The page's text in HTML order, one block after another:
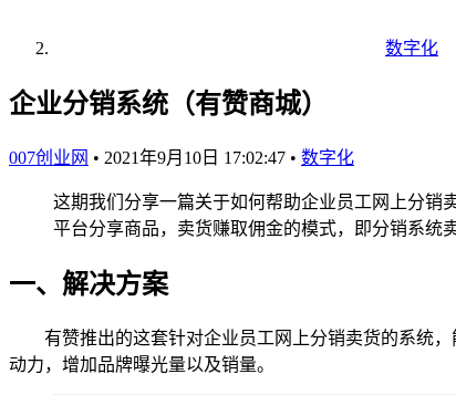
数字化
企业分销系统（有赞商城）
007创业网 • 2021年9月10日 17:02:47 • 数字化
这期我们分享一篇关于如何帮助企业员工网上分销
平台分享商品，卖货赚取佣金的模式，即分销系统
一、解决方案
有赞推出的这套针对企业员工网上分销卖货的系统，
动力，增加品牌曝光量以及销量。